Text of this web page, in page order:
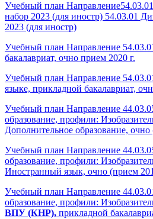
Учебный план
набор 2023 (для иностр) 54.03.01
2023 (для иностр)
Учебный план Направление
бакалавриат, очно прием 2020 г.
Учебный план Направление
языке, прикладной бакалавриат,
Учебный план Направление
образование, профили:
Дополнительное образование,
Учебный план Направление
образование, профили:
Иностранный язык, очно (прием
Учебный план Направление
образование, профили:
ВПУ (КНР), прикладной